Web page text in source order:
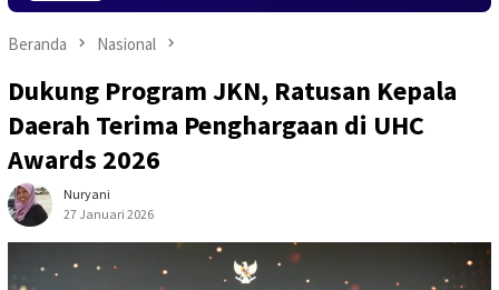
Beranda Nasional
Dukung Program JKN, Ratusan Kepala
Daerah Terima Penghargaan di UHC
Awards 2026
Nuryani
27 Januari 2026